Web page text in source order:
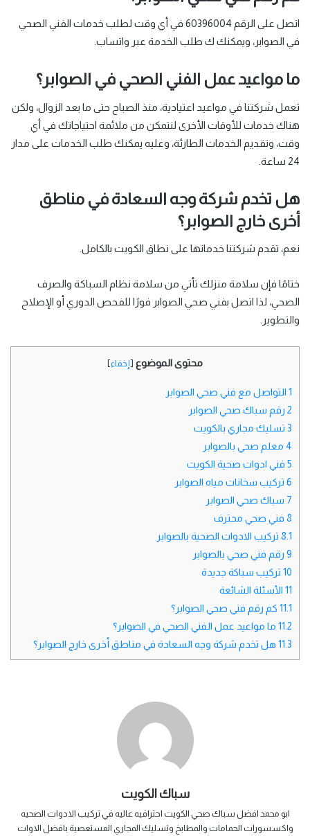
اتصل على الرقم 60396004 في أي وقت لطلب خدمات الفني الصحي
في الصوابر، ويمكنك ك طلب الخدمة عبر واتساب.
ما مواعيد عمل الفني الصحي في الصوابر؟
تعمل شركتنا في مواعيد اعتيادية، منذ الصباح حتى ما بعد الزوال، ولكن
هناك خدمات للأوقات الأخرى لنتمكن من ملائمة احتياجاتك في أي
وقت، وتقديم الخدمات الطارئة، وعليه يمكنك طلب الخدمات على مدار
24 ساعة.
هل تخدم شركة وجه السعادة في مناطق
أخرى خارج الصوابر؟
نعم، تقدم شركتنا خدماتها على نطاق الكويت بالكامل.
ختامًا فإن سلامة منزلك تأتي من سلامة نظام السباكة والصرف
الصحي، لذا اتصل بفني صحي الصوابر فورًا للفحص الدوري أو الإصلاح
والتطوير.
محتوى الموضوع [إخفاء]
1 التواصل مع فني صحي الصوابر
2 رقم سباك صحي الصوابر
3 تسليك مجاري بالكويت
4 معلم صحي بالصوابر
5 فني ادوات صحية الكويت
6 تركيب سخانات مياه الصوابر
7 سباك صحي الصوابر
8 فني صحي محترف
8.1 تركيب الادوات الصحية بالصوابر
9 رقم فني صحي بالصوابر
10 تركيب سباكة جديدة
11 الأسئلة الشائعة
11.1 كم رقم فني صحي الصوابر؟
11.2 ما مواعيد عمل الفني الصحي في الصوابر؟
11.3 هل تخدم شركة وجه السعادة في مناطق أخرى خارج الصوابر؟
سباك الكويت
ابو محمد افضل سباك صحي الكويت احترافيه عاليه في تركيب الادوات الصحيه
واكسسورات الحمامات والمطابخ وتسليك المجاري المستعصية بافضل الاوات